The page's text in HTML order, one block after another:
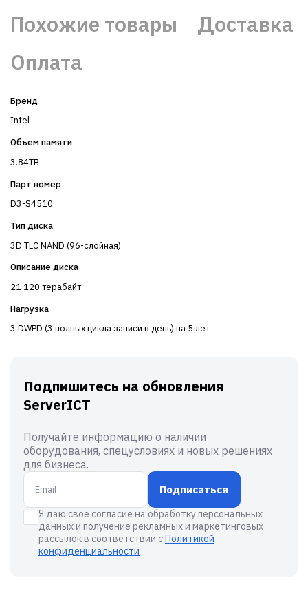
Похожие товары
Доставка
Оплата
Бренд
Intel
Объем памяти
3.84TB
Парт номер
D3-S4510
Тип диска
3D TLC NAND (96-слойная)
Описание диска
21 120 терабайт
Нагрузка
3 DWPD (3 полных цикла записи в день) на 5 лет
Подпишитесь на обновления
ServerICT
Получайте информацию о наличии
оборудования, спецусловиях и новых решениях
для бизнеса.
Подписаться
Я даю свое согласие на обработку персональных
данных и получение рекламных и маркетинговых
рассылок в соответствии с Политикой
конфиденциальности